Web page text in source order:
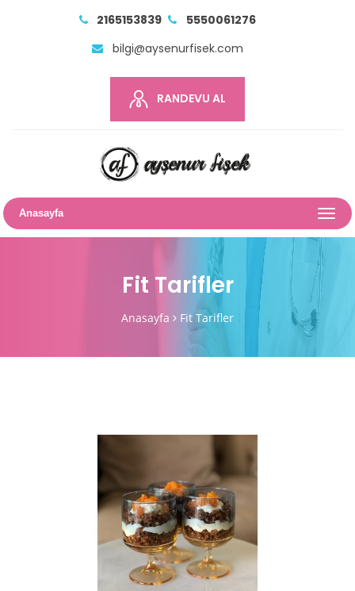
2165153839
5550061276
bilgi@aysenurfisek.com
RANDEVU AL
Anasayfa
Fit Tarifler
Anasayfa Fit Tarifler